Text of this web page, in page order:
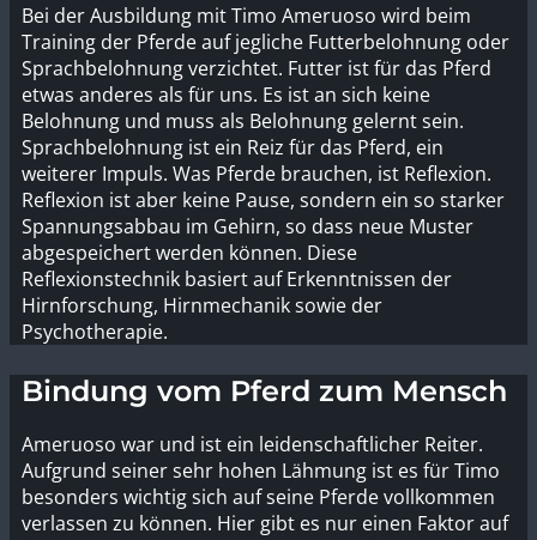
Bei der Ausbildung mit Timo Ameruoso wird beim
Training der Pferde auf jegliche Futterbelohnung oder
Sprachbelohnung verzichtet. Futter ist für das Pferd
etwas anderes als für uns. Es ist an sich keine
Belohnung und muss als Belohnung gelernt sein.
Sprachbelohnung ist ein Reiz für das Pferd, ein
weiterer Impuls. Was Pferde brauchen, ist Reflexion.
Reflexion ist aber keine Pause, sondern ein so starker
Spannungsabbau im Gehirn, so dass neue Muster
abgespeichert werden können. Diese
Reflexionstechnik basiert auf Erkenntnissen der
Hirnforschung, Hirnmechanik sowie der
Psychotherapie.
Bindung vom Pferd zum Mensch
Ameruoso war und ist ein leidenschaftlicher Reiter.
Aufgrund seiner sehr hohen Lähmung ist es für Timo
besonders wichtig sich auf seine Pferde vollkommen
verlassen zu können. Hier gibt es nur einen Faktor auf